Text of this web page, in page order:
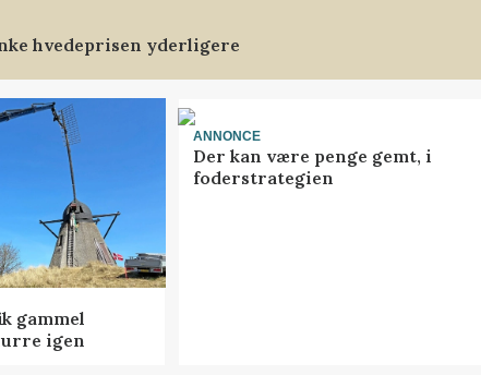
hvedeprisen yderligere
gammel
igen
ANNONCE
Der kan være penge gemt, i
foderstrategien